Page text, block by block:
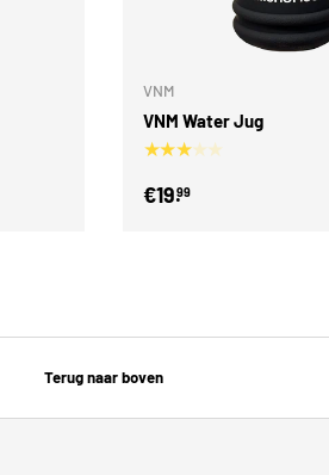
VNM
VNM Water Jug
★★★★★
€19.99
Terug naar boven